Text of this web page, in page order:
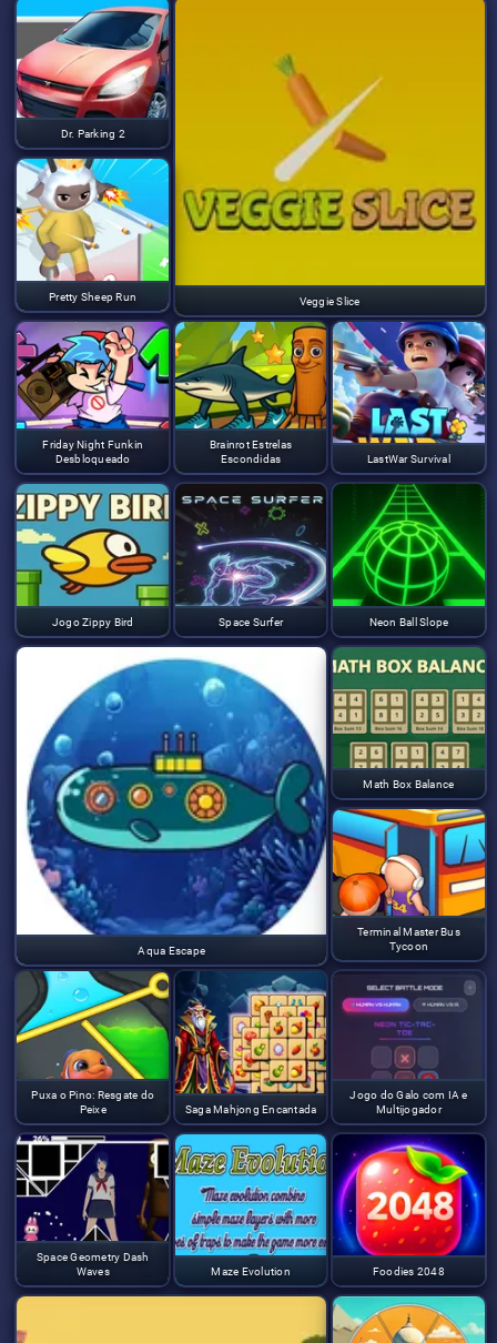
Dr. Parking 2
Veggie Slice
Pretty Sheep Run
Friday Night Funkin
Desbloqueado
Brainrot Estrelas
Escondidas
LastWar Survival
Jogo Zippy Bird Space Surfer Neon Ball Slope
Aqua Escape
Math Box Balance
Terminal Master Bus
Tycoon
Puxa o Pino: Resgate do
Peixe
Saga Mahjong Encantada
Jogo do Galo com IA e
Multijogador
Space Geometry Dash
Waves
Maze Evolution Foodies 2048